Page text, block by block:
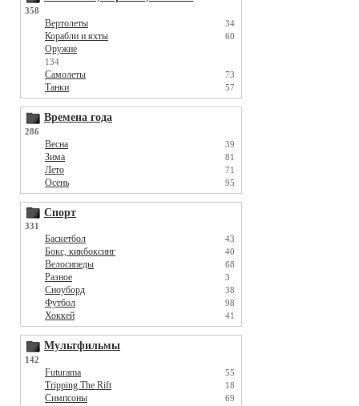
358
Вертолеты 34
Корабли и яхты 60
Оружие
134
Самолеты 73
Танки 57
Времена года
286
Весна 39
Зима 81
Лето 71
Осень 95
Спорт
331
Баскетбол 43
Бокс, кикбоксинг 40
Велосипеды 68
Разное 3
Сноуборд 38
Футбол 98
Хоккей 41
Мультфильмы
142
Futurama 55
Tripping The Rift 18
Симпсоны 69